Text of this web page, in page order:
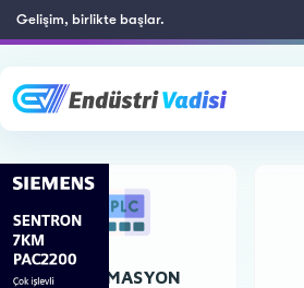
Gelişim, birlikte başlar.
OTOMASYON